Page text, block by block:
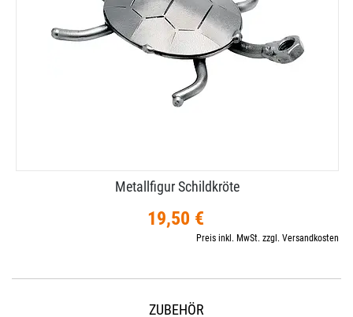
Metallfigur Schildkröte
19,50 €
Preis inkl. MwSt. zzgl. Versandkosten
ZUBEHÖR